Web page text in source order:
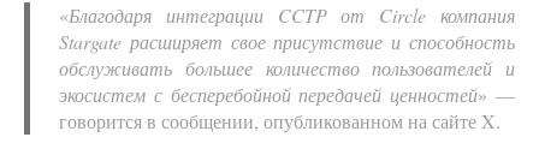
«Благодаря интеграции CCTP от Circle компания
Stargate расширяет свое присутствие и способность
обслуживать большее количество пользователей и
экосистем с бесперебойной передачей ценностей» —
говорится в сообщении, опубликованном на сайте X.